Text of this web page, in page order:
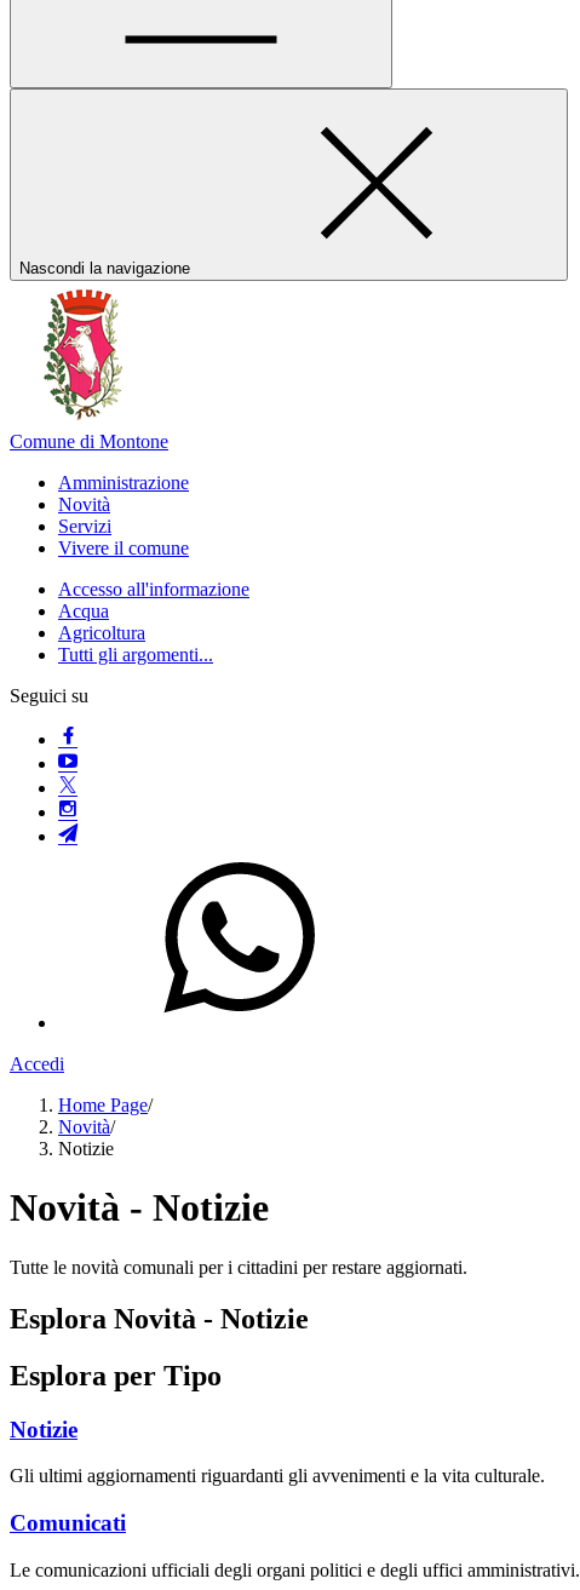
Nascondi la navigazione
Comune di Montone
Amministrazione
Novità
Servizi
Vivere il comune
Accesso all'informazione
Acqua
Agricoltura
Tutti gli argomenti...
Seguici su
Accedi
Home Page/
Novità/
Notizie
Novità - Notizie
Tutte le novità comunali per i cittadini per restare aggiornati.
Esplora Novità - Notizie
Esplora per Tipo
Notizie
Gli ultimi aggiornamenti riguardanti gli avvenimenti e la vita culturale.
Comunicati
Le comunicazioni ufficiali degli organi politici e degli uffici amministrativi.